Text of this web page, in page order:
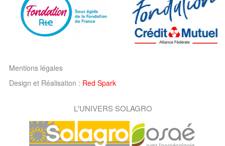
Mentions légales
Design et Réalisation : Red Spark
L'UNIVERS SOLAGRO